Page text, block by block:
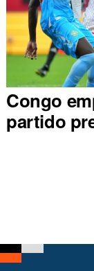
Congo
partido